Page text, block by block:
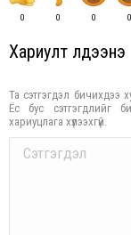
0 0 0 0
Хариулт үлдээнэ үү
Та сэтгэгдэл бичихдээ
Ёс бус сэтгэгдлийг
хариуцлага хүлээхгүй.
Comment